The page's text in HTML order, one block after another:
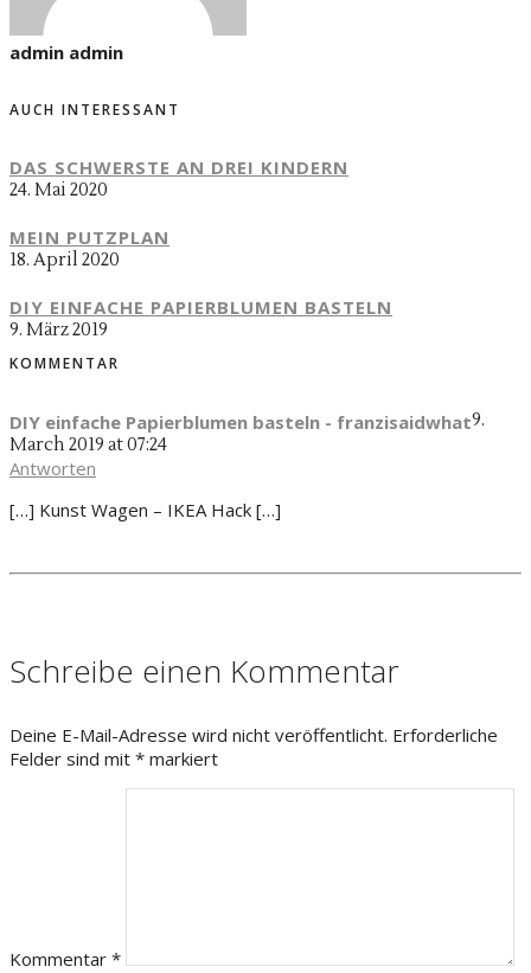
admin admin
AUCH INTERESSANT
DAS SCHWERSTE AN DREI KINDERN
24. Mai 2020
MEIN PUTZPLAN
18. April 2020
DIY EINFACHE PAPIERBLUMEN BASTELN
9. März 2019
KOMMENTAR
DIY einfache Papierblumen basteln - franzisaidwhat9.
March 2019 at 07:24
Antworten
[…] Kunst Wagen – IKEA Hack […]
Schreibe einen Kommentar
Deine E-Mail-Adresse wird nicht veröffentlicht. Erforderliche
Felder sind mit * markiert
Kommentar *